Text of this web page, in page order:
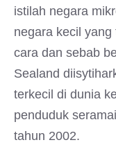
istilah negara
negara kecil
cara dan sebab
Sealand
terkecil di dunia
penduduk
tahun 2002.